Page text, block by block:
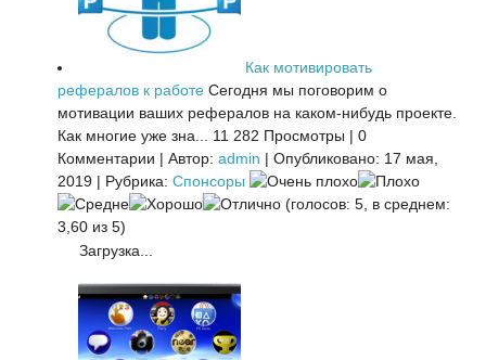
Как мотивировать
рефералов к работе Сегодня мы поговорим о
мотивации ваших рефералов на каком-нибудь проекте.
Как многие уже зна...
11 282 Просмотры | 0
Комментарии | Автор: admin | Опубликовано: 17 мая,
2019 | Рубрика: Спонсоры
(голосов: 5, в среднем:
3,60 из 5)
Загрузка...